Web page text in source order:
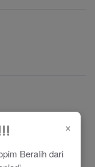
×
Beralih dari